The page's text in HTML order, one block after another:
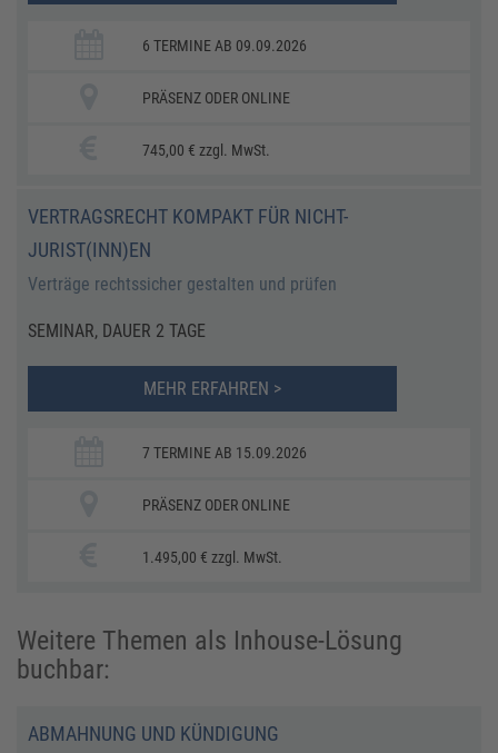
6 TERMINE AB 09.09.2026
PRÄSENZ ODER ONLINE
745,00 € zzgl. MwSt.
VERTRAGSRECHT KOMPAKT FÜR NICHT-
JURIST(INN)EN
Verträge rechtssicher gestalten und prüfen
SEMINAR, DAUER 2 TAGE
MEHR ERFAHREN >
7 TERMINE AB 15.09.2026
PRÄSENZ ODER ONLINE
1.495,00 € zzgl. MwSt.
Weitere Themen als Inhouse-Lösung
buchbar:
ABMAHNUNG UND KÜNDIGUNG